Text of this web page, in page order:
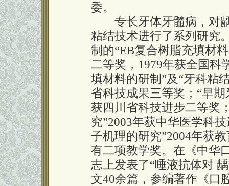
委。
专长牙体牙髓病，对龋
粘结技术进行了系列研究
制的“EB复合树脂充填材
二等奖，1979年获全国科
填材料的研制”及“牙科粘
省科技成果三等奖；“早
获四川省科技进步二等奖
究”2003年获中华医学科
子机理的研究”2004年获
有二项教学奖。在《中华
志上发表了“唾液抗体对
文40余篇，参编著作《口